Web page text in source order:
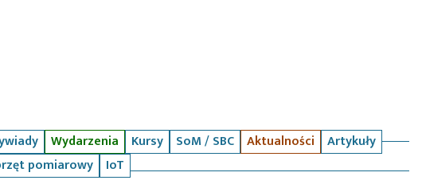
Wydarzenia Kursy SoM / SBC Aktualności
Artykuły
pomiarowy
IoT